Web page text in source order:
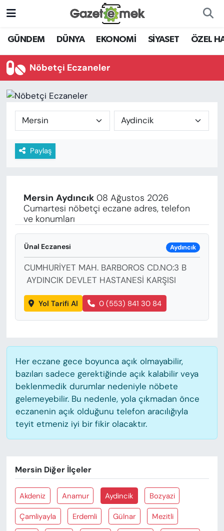
GÜNDEM DÜNYA EKONOMİ SİYASET ÖZEL
Nöbetçi Eczaneler
Paylaş
Mersin Aydıncık08 Ağustos 2026
Cumartesi nöbetçi eczane adres, telefon
ve konumları
Ünal Eczanesi Aydıncık
CUMHURİYET MAH. BARBOROS CD.NO:3 B
AYDINCIK DEVLET HASTANESİ KARŞISI
Yol Tarifi Al 0 (553) 841 30 84
Her eczane gece boyunca açık olmayabilir,
bazıları sadece gerektiğinde açık kalabilir veya
beklenmedik durumlar nedeniyle nöbete
gelemeyebilir. Bu nedenle, yola çıkmadan önce
eczanenin açık olduğunu telefon aracılığıyla
teyit etmeniz iyi bir fikir olacaktır.
Mersin Diğer İlçeler
Akdeniz Anamur Aydincik Bozyazi
Çamliyayla Erdemli Gülnar Mezitli
DÜNYA
EKONOMİ
YENİ MEDYADA EMEK
GAZETECİLİĞİNİ GELİŞTİRMEK
FAYDALI BİLGİLER
EĞİTİM
SAĞLIK
SPOR
KÜLTÜR-SANAT
YAZAR KÖŞESİ
SİYASET
Nöbetçi Eczaneler
Hava Durumu
Trafik Durumu
Haber Arşivi